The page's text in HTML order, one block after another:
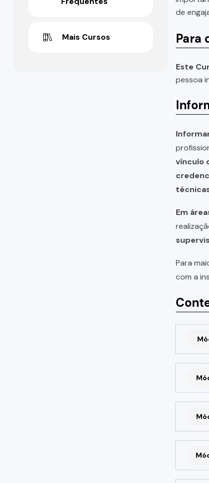
de
Para
Este
pessoa
vínculo
Em
Para
com a
Mais Cursos